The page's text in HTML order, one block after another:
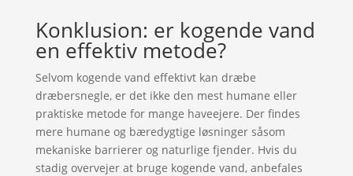
Konklusion: er kogende vand
en effektiv metode?
Selvom kogende vand effektivt kan dræbe
dræbersnegle, er det ikke den mest humane eller
praktiske metode for mange haveejere. Der findes
mere humane og bæredygtige løsninger såsom
mekaniske barrierer og naturlige fjender. Hvis du
stadig overvejer at bruge kogende vand, anbefales